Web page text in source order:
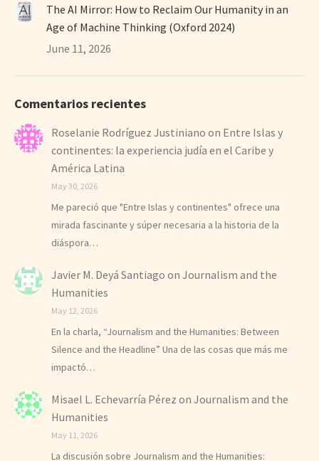
The AI Mirror: How to Reclaim Our Humanity in an
Age of Machine Thinking (Oxford 2024)
June 11, 2026
Comentarios recientes
Roselanie Rodríguez Justiniano on Entre Islas y
continentes: la experiencia judía en el Caribe y
América Latina
May 30, 2026
Me pareció que "Entre Islas y continentes" ofrece una
mirada fascinante y súper necesaria a la historia de la
diáspora…
Javier M. Deyá Santiago on Journalism and the
Humanities
May 12, 2026
En la charla, “Journalism and the Humanities: Between
Silence and the Headline” Una de las cosas que más me
impactó…
Misael L. Echevarría Pérez on Journalism and the
Humanities
May 11, 2026
La discusión sobre Journalism and the Humanities: